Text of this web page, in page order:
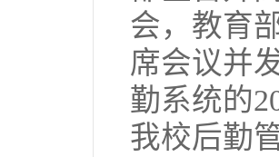
会，教育
席会议并
勤系统的
我校后勤